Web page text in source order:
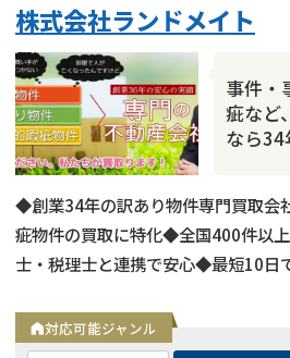
株式会社ランドメイト
事件・
疵など
なら34
◆創業34年の訳あり物件専門買取会
疵物件の買取に特化◆全国400件以
士・税理士と連携で安心◆最短10日
料・諸費用も会社負担◆不要物撤
にも対応◆現地調査・査定は無料
対応可能ジャンル